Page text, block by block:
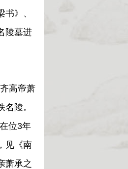
》、
陵墓进
高帝萧
陵。
位3年
见《南
萧承之